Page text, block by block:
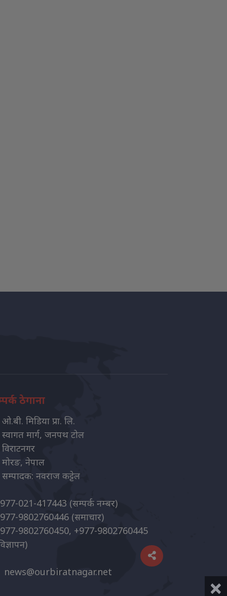
ठेगाना
ओ.बी. मिडिया प्रा. लि.
स्वागत मार्ग, जनपथ टोल
विराटनगर
मोरङ, नेपाल
सम्पादक: नवराज कट्टेल
021-417443 (सम्पर्क नम्बर)
9802760446(समाचार)
9802760450, +977-9802760445
news@ourbiratnagar.net
×